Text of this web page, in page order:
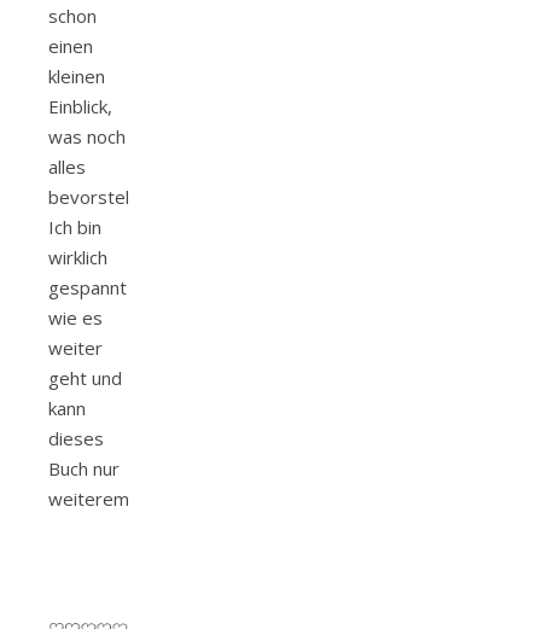
schon
einen
kleinen
Einblick,
was noch
alles
bevorsteht.
Ich bin
wirklich
gespannt
wie es
weiter
geht und
kann
dieses
Buch nur
weiterempfehlen.